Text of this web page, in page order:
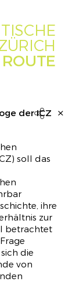
INFO
der ICZ

soll das
ihre
zur
betrachtet
die
von